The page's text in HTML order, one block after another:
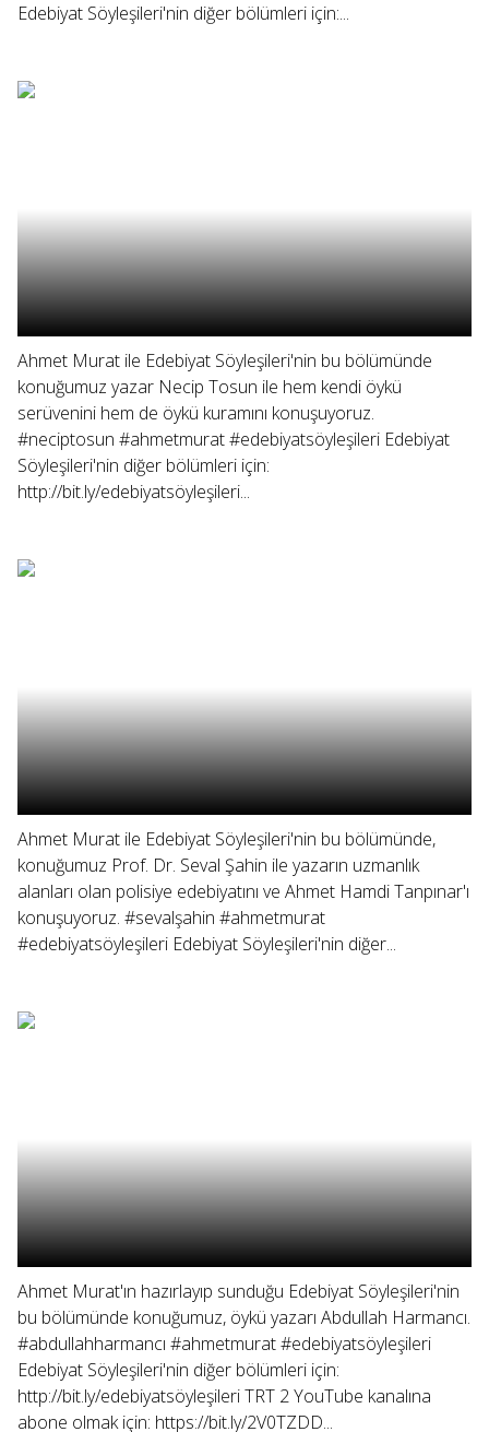
Edebiyat Söyleşileri'nin diğer bölümleri için:...
Ahmet Murat ile Edebiyat Söyleşileri'nin bu bölümünde
konuğumuz yazar Necip Tosun ile hem kendi öykü
serüvenini hem de öykü kuramını konuşuyoruz.
#neciptosun #ahmetmurat #edebiyatsöyleşileri Edebiyat
Söyleşileri'nin diğer bölümleri için:
http://bit.ly/edebiyatsöyleşileri...
Ahmet Murat ile Edebiyat Söyleşileri'nin bu bölümünde,
konuğumuz Prof. Dr. Seval Şahin ile yazarın uzmanlık
alanları olan polisiye edebiyatını ve Ahmet Hamdi Tanpınar'ı
konuşuyoruz. #sevalşahin #ahmetmurat
#edebiyatsöyleşileri Edebiyat Söyleşileri'nin diğer...
Ahmet Murat'ın hazırlayıp sunduğu Edebiyat Söyleşileri'nin
bu bölümünde konuğumuz, öykü yazarı Abdullah Harmancı.
#abdullahharmancı #ahmetmurat #edebiyatsöyleşileri
Edebiyat Söyleşileri'nin diğer bölümleri için:
http://bit.ly/edebiyatsöyleşileri TRT 2 YouTube kanalına
abone olmak için: https://bit.ly/2V0TZDD...